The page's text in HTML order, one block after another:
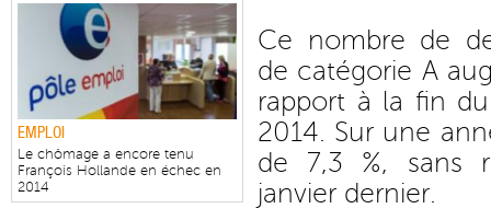
EMPLOI
Le chômage a encore tenu
François Hollande en échec en
2014
Ce nombre de
de catégorie A
rapport à la fin
2014. Sur une
de 7,3 %, sans
janvier dernier.